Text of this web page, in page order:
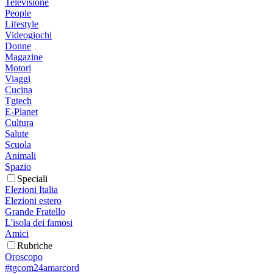
Televisione
People
Lifestyle
Videogiochi
Donne
Magazine
Motori
Viaggi
Cucina
Tgtech
E-Planet
Cultura
Salute
Scuola
Animali
Spazio
Speciali
Elezioni Italia
Elezioni estero
Grande Fratello
L'isola dei famosi
Amici
Rubriche
Oroscopo
#tgcom24amarcord